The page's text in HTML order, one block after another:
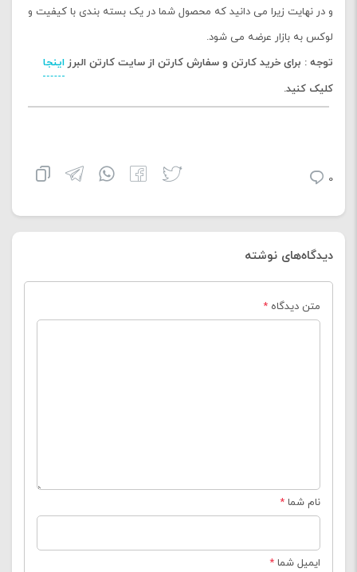
و در نهایت زیرا می دانید که محصول شما در یک بسته بندی با کیفیت و
لوکس به بازار عرضه می شود.
توجه : برای خرید کارتن و سفارش کارتن از سایت کارتن البرز اینجا
کلیک کنید.
0
دیدگاه‌های نوشته
متن دیدگاه *
نام شما *
ایمیل شما *